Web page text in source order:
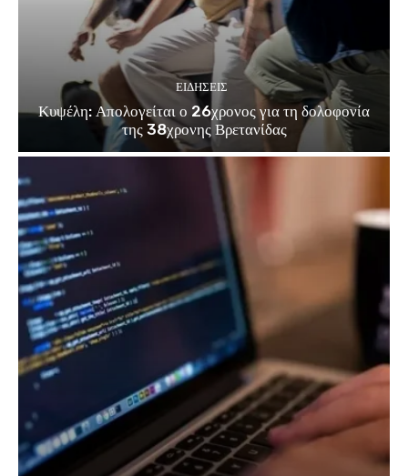
ΕΙΔΗΣΕΙΣ
Κυψέλη: Απολογείται ο 26χρονος για τη δολοφονία
της 38χρονης Βρετανίδας